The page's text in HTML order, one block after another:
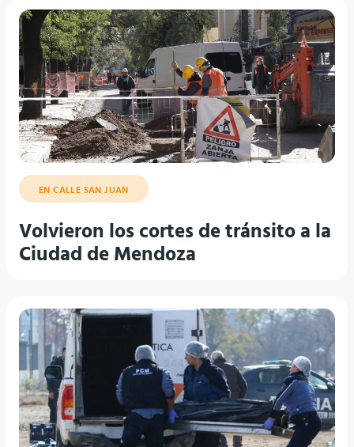
EN CALLE SAN JUAN
Volvieron los cortes de tránsito a la
Ciudad de Mendoza